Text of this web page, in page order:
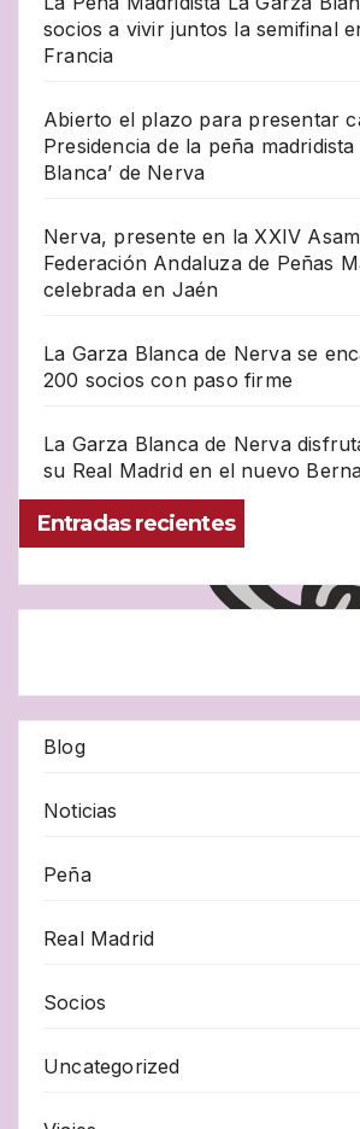
socios a vivir juntos la semifinal
Francia
Abierto el plazo para presentar
Presidencia de la peña madridista
Blanca’ de Nerva
Nerva, presente en la XXIV
Federación Andaluza de Peñas
celebrada en Jaén
La Garza Blanca de Nerva se
200 socios con paso firme
La Garza Blanca de Nerva
su Real Madrid en el nuevo
Entradas recientes
Blog
Noticias
Peña
Real Madrid
Socios
Uncategorized